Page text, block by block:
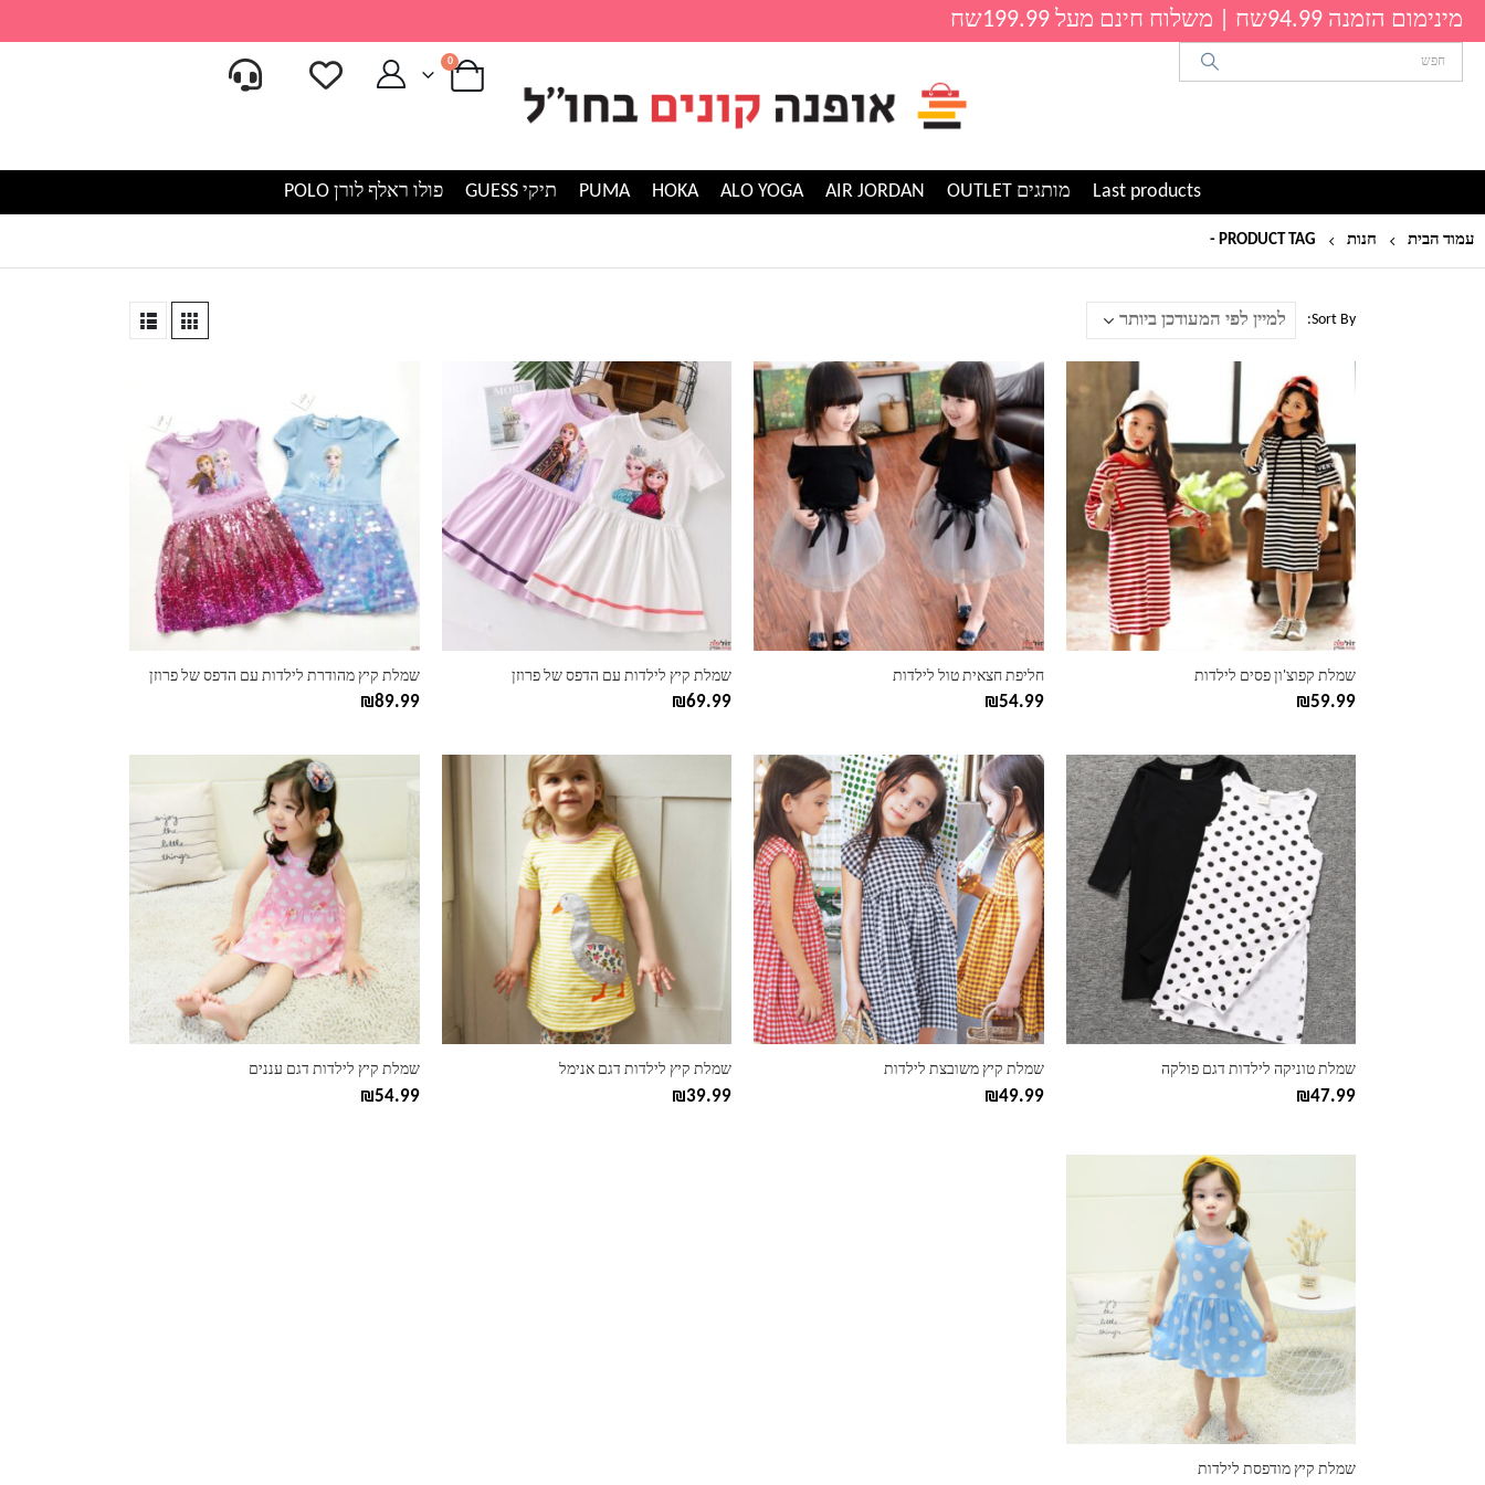
מינימום הזמנה 94.99שח | משלוח חינם מעל 199.99שח
0
Last products מותגים OUTLET AIR JORDAN
ALO YOGA
HOKA
PUMA תיקי GUESS פולו ראלף לורן POLO
עמוד הבית חנות PRODUCT TAG -
Sort By:
שמלת קפוצ'ון פסים לילדות
₪59.99
מספר
סוגים.
ניתן
לבחור
את
האפשרויות
בעמוד
המוצר
חליפת חצאית טול לילדות
₪54.99
למוצר
זה
יש
מספר
סוגים.
ניתן
לבחור
את
האפשרויות
בעמוד
המוצר
שמלת קיץ לילדות עם הדפס של פרוזן
₪69.99
למוצר
סוגים.
בעמוד
המוצר
שמלת קיץ מהודרת לילדות עם הדפס של פרוזן
₪89.99
מספר
סוגים.
לבחור
את
האפשרויות
בעמוד
שמלת טוניקה לילדות דגם פולקה
₪47.99
למוצר
זה
יש
מספר
סוגים.
ניתן
לבחור
את
האפשרויות
בעמוד
המוצר
שמלת קיץ משובצת לילדות
₪49.99
למוצר
יש
מספר
סוגים.
ניתן
לבחור
את
האפשרויות
בעמוד
המוצר
שמלת קיץ לילדות דגם אנימל
₪39.99
זה
האפשרויות
שמלת קיץ לילדות דגם עננים
₪54.99
זה
ניתן
האפשרויות
בעמוד
המוצר
שמלת קיץ מודפסת לילדות
מספר
סוגים.
לבחור
את
האפשרויות